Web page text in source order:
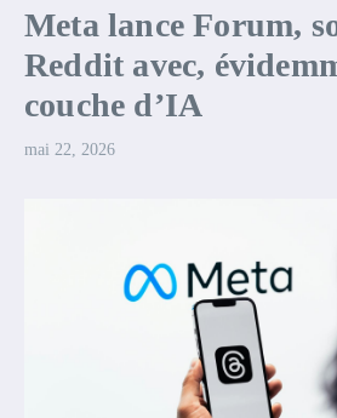
Meta lance Forum,
Reddit avec,
couche d’IA
mai 22, 2026